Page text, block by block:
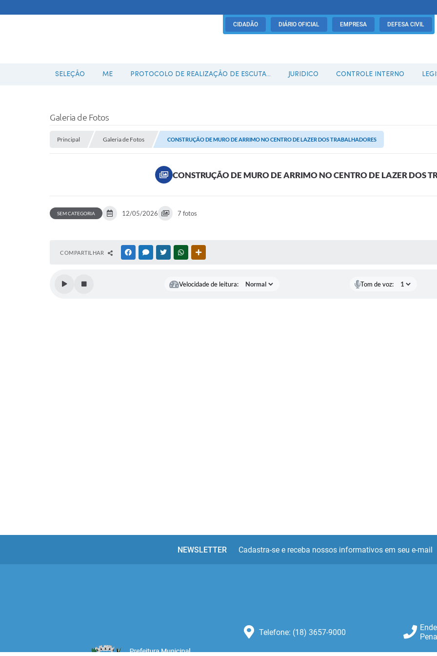
CIDADÃO DIÁRIO OFICIAL EMPRESA DEFESA CIVIL
SELEÇÃO ME PROTOCOLO DE REALIZAÇÃO DE ESCUTA... JURIDICO CONTROLE INTERNO
Galeria de Fotos
Principal Galeria de Fotos CONSTRUÇÃO DE MURO DE ARRIMO NO CENTRO DE LAZER DOS TRABALHADORES
CONSTRUÇÃO DE MURO DE ARRIMO NO CENTRO DE LAZER DOS
SEM CATEGORIA 12/05/2026 7 fotos
COMPARTILHAR FACEBOOKMESSENGER
TWITTERWHATSAPP
Velocidade de leitura: Tom de voz:
NEWSLETTER Cadastra-se e receba nossos informativos em seu e-mail
Telefone: (18) 3657-9000